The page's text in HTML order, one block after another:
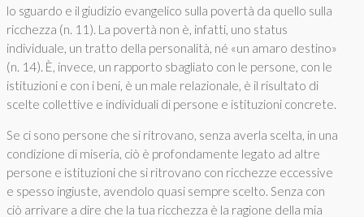
lo sguardo e il giudizio evangelico sulla povertà da quello sulla
ricchezza (n. 11). La povertà non è, infatti, uno status
individuale, un tratto della personalità, né «un amaro destino»
(n. 14). È, invece, un rapporto sbagliato con le persone, con le
istituzioni e con i beni, è un male relazionale, è il risultato di
scelte collettive e individuali di persone e istituzioni concrete.
Se ci sono persone che si ritrovano, senza averla scelta, in una
condizione di miseria, ciò è profondamente legato ad altre
persone e istituzioni che si ritrovano con ricchezze eccessive
e spesso ingiuste, avendolo quasi sempre scelto. Senza con
ciò arrivare a dire che la tua ricchezza è la ragione della mia